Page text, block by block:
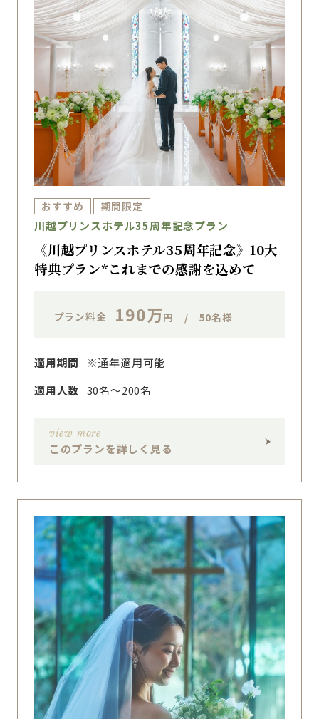
おすすめ 期間限定
川越プリンスホテル35周年記念プラン
《川越プリンスホテル35周年記念》10大
特典プラン*これまでの感謝を込めて
プラン料金 190万円 / 50名様
適用期間
※通年適用可能
適用人数 30名～200名
view more
このプランを詳しく見る